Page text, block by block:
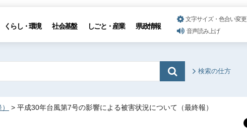
くらし・環境 社会基盤 しごと・産業 県政情報
文字サイズ・色合い変更
音声読み上げ
検索の仕方
> 平成30年台風第7号の影響による被害状況について（最終報）